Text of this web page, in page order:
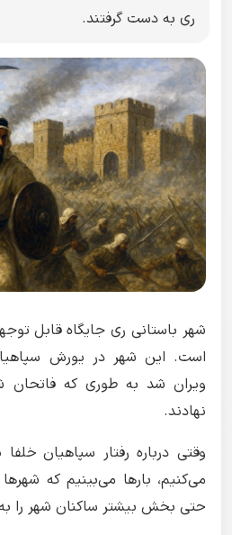
ری به دست گرفتند.
شهر باستانی ری جایگاه قابل
است. این شهر در یورش
ویران شد به طوری که فاتحان
نهادند.
وقتی درباره رفتار سپاهیان
می‌کنیم، بارها می‌بینیم که
حتی بخش بیشتر ساکنان شهر را